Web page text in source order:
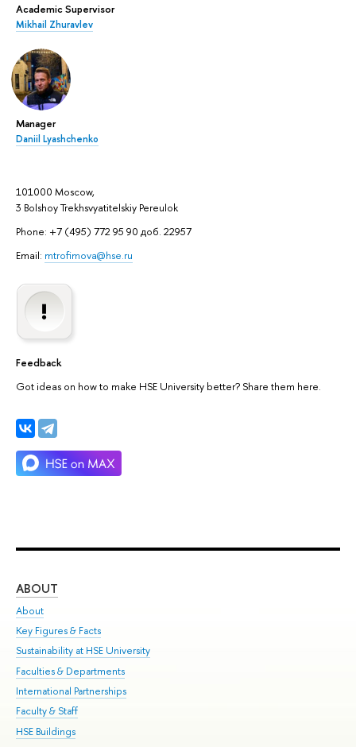
Academic Supervisor
Mikhail Zhuravlev
Manager
Daniil Lyashchenko
101000 Moscow,
3 Bolshoy Trekhsvyatitelskiy Pereulok
Phone: +7 (495) 772 95 90 доб. 22957
Email: mtrofimova@hse.ru
Feedback
Got ideas on how to make HSE University better? Share them here.
ABOUT
About
Key Figures & Facts
Sustainability at HSE University
Faculties & Departments
International Partnerships
Faculty & Staff
HSE Buildings